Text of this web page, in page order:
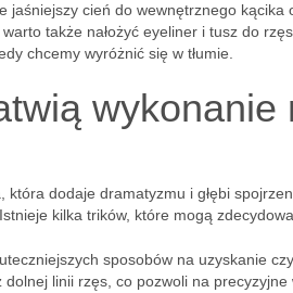
jaśniejszy cień do wewnętrznego kącika
także nałożyć eyeliner i tusz do
chcemy wyróżnić się w tłumie.
która dodaje dramatyzmu i głębi
kilka trików, które mogą
sposobów na uzyskanie
dolnej linii rzęs, co pozwoli na